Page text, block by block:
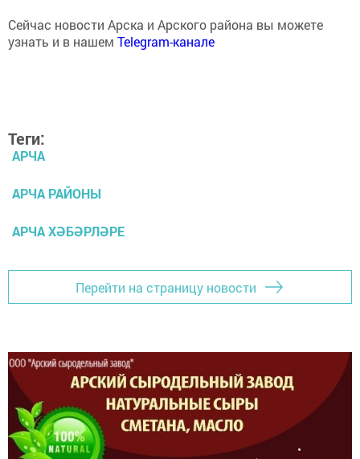
Сейчас новости Арска и Арского района вы можете
узнать и в нашем Telegram-канале
Теги:
АРЧА
АРЧА РАЙОНЫ
АРЧА ХӘБӘРЛӘРЕ
Перейти на страницу новости